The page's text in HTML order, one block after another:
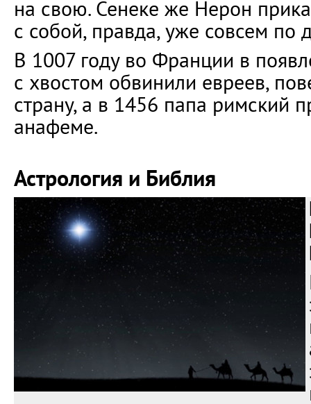
на свою. Сенеке же Нерон
с собой, правда, уже совсем по
В 1007 году во Франции в
с хвостом обвинили евреев,
страну, а в 1456 папа римский
анафеме.
Астрология и Библия